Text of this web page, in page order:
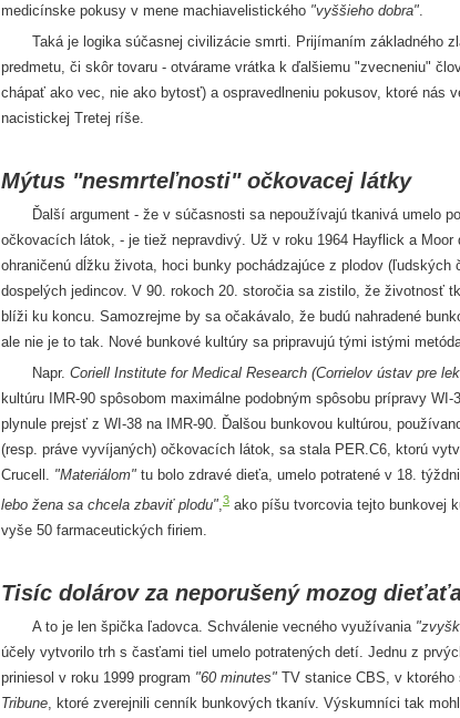
medicínske pokusy v mene machiavelistického "vyššieho dobra"
Taká je logika súčasnej civilizácie smrti. Prijímaním základného
predmetu, či skôr tovaru - otvárame vrátka k ďalšiemu "zvecneniu"
chápať ako vec, nie ako bytosť) a ospravedlneniu pokusov, ktoré nás
nacistickej Tretej ríše.
Mýtus "nesmrteľnosti" očkovacej látky
Ďalší argument - že v súčasnosti sa nepoužívajú tkanivá umelo
očkovacích látok, - je tiež nepravdivý. Už v roku 1964 Hayflick a
ohraničenú dĺžku života, hoci bunky pochádzajúce z plodov
dospelých jedincov. V 90. rokoch 20. storočia sa zistilo, že životnosť
blíži ku koncu. Samozrejme by sa očakávalo, že budú nahradené
ale nie je to tak. Nové bunkové kultúry sa pripravujú tými istými
Napr. Coriell Institute for Medical Research (Corrielov ústav pre
kultúru IMR-90 spôsobom maximálne podobným spôsobu prípravy
plynule prejsť z WI-38 na IMR-90. Ďalšou bunkovou kultúrou,
(resp. práve vyvíjaných) očkovacích látok, sa stala PER.C6, ktorú
Crucell. "Materiálom" tu bolo zdravé dieťa, umelo potratené v 18.
lebo žena sa chcela zbaviť plodu" 3 ako píšu tvorcovia tejto bunkovej
vyše 50 farmaceutických firiem.
Tisíc dolárov za neporušený mozog
A to je len špička ľadovca. Schválenie vecného využívania
účely vytvorilo trh s časťami tiel umelo potratených detí. Jednu z
priniesol v roku 1999 program "60 minutes" TV stanice CBS, v
Tribune , ktoré zverejnili cenník bunkových tkanív. Výskumníci tak